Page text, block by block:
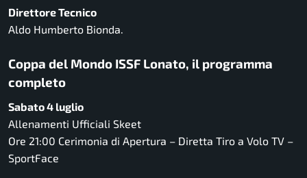
Direttore Tecnico
Aldo Humberto Bionda.
Coppa del Mondo ISSF Lonato, il programma
completo
Sabato 4 luglio
Allenamenti Ufficiali Skeet
Ore 21:00 Cerimonia di Apertura – Diretta Tiro a Volo TV –
SportFace